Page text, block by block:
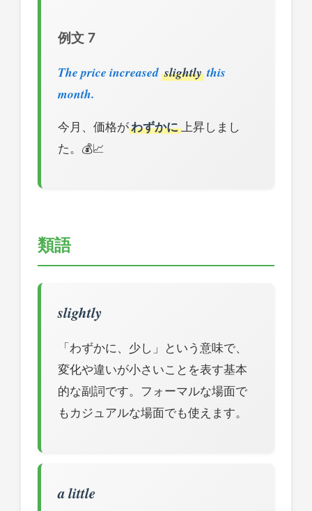
例文 7
The price increased slightly this
month.
今月、価格がわずかに上昇しまし
た。💰📈
類語
slightly
「わずかに、少し」という意味で、
変化や違いが小さいことを表す基本
的な副詞です。フォーマルな場面で
もカジュアルな場面でも使えます。
a little